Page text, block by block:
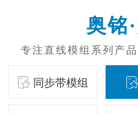
同步带模组